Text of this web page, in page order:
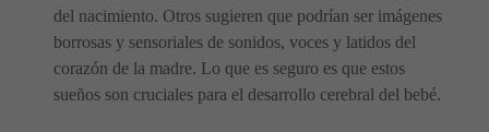
del nacimiento. Otros sugieren que podrían ser imágenes
borrosas y sensoriales de sonidos, voces y latidos del
corazón de la madre. Lo que es seguro es que estos
sueños son cruciales para el desarrollo cerebral del bebé.